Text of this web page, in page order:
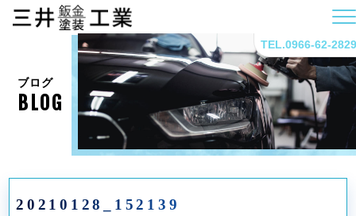
TEL.0966-62-2829
ブログ
BLOG
20210128_152139